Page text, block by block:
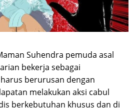
Suhendra pemuda asal
bekerja sebagai
berurusan dengan
melakukan aksi cabul
berkebutuhan khusus dan di